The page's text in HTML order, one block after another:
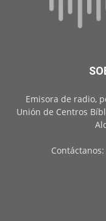
Emisora de radio,
Unión de Centros
Contáctanos: